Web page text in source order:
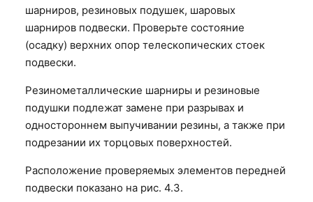
шарниров, резиновых подушек, шаровых
шарниров подвески. Проверьте состояние
(осадку) верхних опор телескопических стоек
подвески.
Резинометаллические шарниры и резиновые
подушки подлежат замене при разрывах и
одностороннем выпучивании резины, а также при
подрезании их торцовых поверхностей.
Расположение проверяемых элементов передней
подвески показано на рис. 4.3.